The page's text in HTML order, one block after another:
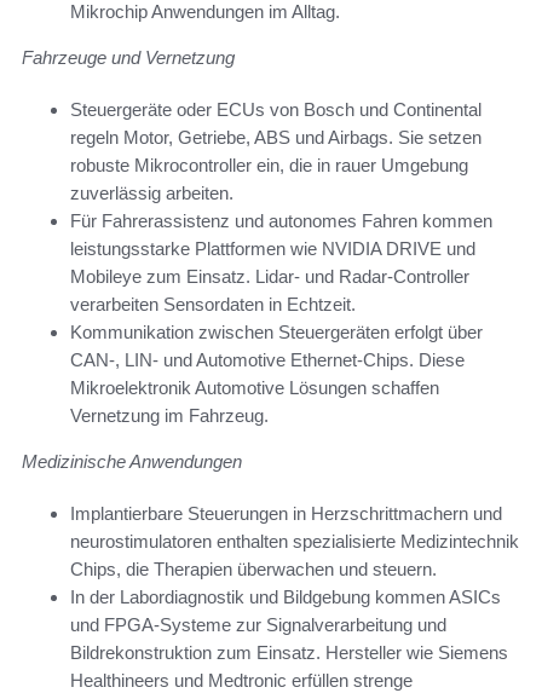
Mikrochip Anwendungen im Alltag.
Fahrzeuge und Vernetzung
Steuergeräte oder ECUs von Bosch und Continental
regeln Motor, Getriebe, ABS und Airbags. Sie setzen
robuste Mikrocontroller ein, die in rauer Umgebung
zuverlässig arbeiten.
Für Fahrerassistenz und autonomes Fahren kommen
leistungsstarke Plattformen wie NVIDIA DRIVE und
Mobileye zum Einsatz. Lidar- und Radar-Controller
verarbeiten Sensordaten in Echtzeit.
Kommunikation zwischen Steuergeräten erfolgt über
CAN-, LIN- und Automotive Ethernet-Chips. Diese
Mikroelektronik Automotive Lösungen schaffen
Vernetzung im Fahrzeug.
Medizinische Anwendungen
Implantierbare Steuerungen in Herzschrittmachern und
neurostimulatoren enthalten spezialisierte Medizintechnik
Chips, die Therapien überwachen und steuern.
In der Labordiagnostik und Bildgebung kommen ASICs
und FPGA-Systeme zur Signalverarbeitung und
Bildrekonstruktion zum Einsatz. Hersteller wie Siemens
Healthineers und Medtronic erfüllen strenge